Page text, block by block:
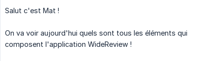
Salut c'est Mat !
On va voir aujourd'hui quels sont tous les éléments qui
composent l'application WideReview !